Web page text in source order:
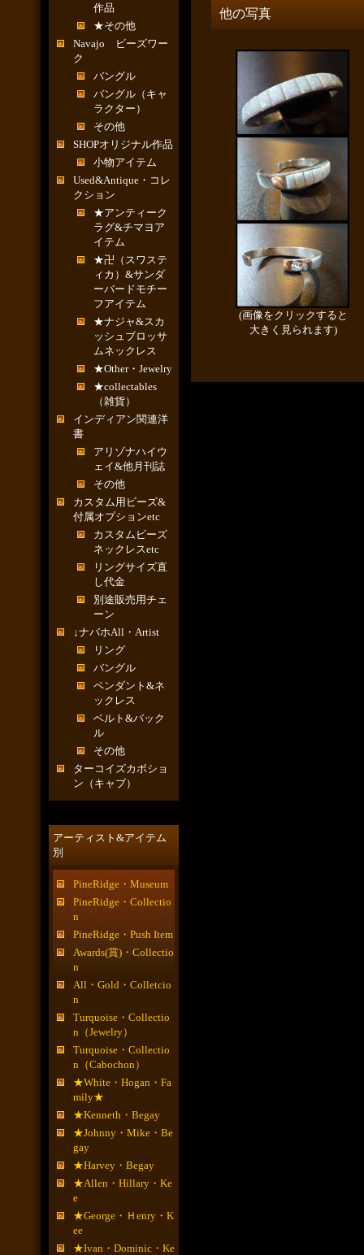
作品
★その他
Navajo ビーズワー
ク
バングル
バングル（キャ
ラクター）
その他
SHOPオリジナル作品
小物アイテム
Used&Antique・コレ
クション
★アンティーク
ラグ&チマヨア
イテム
★卍（スワステ
ィカ）&サンダ
ーバードモチー
フアイテム
★ナジャ&スカ
ッシュブロッサ
ムネックレス
★Other・Jewelry
★collectables
（雑貨）
インディアン関連洋
書
アリゾナハイウ
ェイ&他月刊誌
その他
カスタム用ビーズ&
付属オプションetc
カスタムビーズ
ネックレスetc
リングサイズ直
し代金
別途販売用チェ
ーン
↓ナバホAll・Artist
リング
バングル
ペンダント&ネ
ックレス
ベルト&バック
ル
その他
ターコイズカボショ
ン（キャブ）
アーティスト&アイテム
別
PineRidge・Museum
PineRidge・Collectio
n
PineRidge・Push Item
Awards(賞)・Collectio
n
All・Gold・Colletcio
n
Turquoise・Collectio
n（Jewelry）
Turquoise・Collectio
n（Cabochon）
★White・Hogan・Fa
mily★
★Kenneth・Begay
★Johnny・Mike・Be
gay
★Harvey・Begay
★Allen・Hillary・Ke
e
★George・Ｈenry・K
ee
★Ivan・Dominic・Ke
他の写真
(画像をクリックすると
大きく見られます)